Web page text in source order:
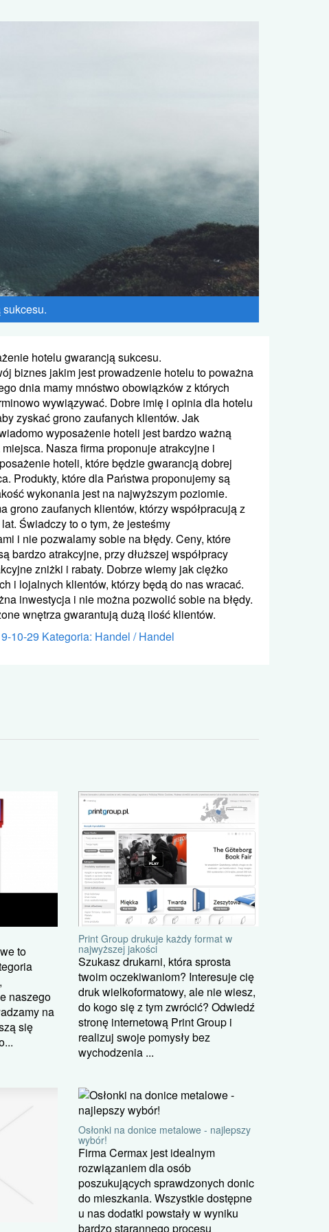
hotelu gwarancją sukcesu.
biznes jakim jest prowadzenie hotelu to poważna
dnia mamy mnóstwo obowiązków z których
wywiązywać. Dobre imię i opinia dla hotelu
zyskać grono zaufanych klientów. Jak
wyposażenie hoteli jest bardzo ważną
Nasza firma proponuje atrakcyjne i
hoteli, które będzie gwarancją dobrej
Produkty, które dla Państwa proponujemy są
wykonania jest na najwyższym poziomie.
grono zaufanych klientów, którzy współpracują z
Świadczy to o tym, że jesteśmy
i nie pozwalamy sobie na błędy. Ceny, które
bardzo atrakcyjne, przy dłuższej współpracy
zniżki i rabaty. Dobrze wiemy jak ciężko
i lojalnych klientów, którzy będą do nas wracać.
inwestycja i nie można pozwolić sobie na błędy.
wnętrza gwarantują dużą ilość klientów.
10-29 Kategoria: Handel / Handel
to
naszego
na
się
Print Group drukuje każdy format w
najwyższej jakości
Szukasz drukarni, która sprosta
twoim oczekiwaniom? Interesuje cię
druk wielkoformatowy, ale nie wiesz,
do kogo się z tym zwrócić? Odwiedź
stronę internetową Print Group i
realizuj swoje pomysły bez
wychodzenia ...
Osłonki na donice metalowe - najlepszy
wybór!
Firma Cermax jest idealnym
rozwiązaniem dla osób
poszukujących sprawdzonych donic
do mieszkania. Wszystkie dostępne
u nas dodatki powstały w wyniku
bardzo starannego procesu